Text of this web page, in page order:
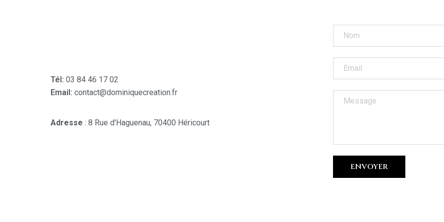
Tél: 03 84 46 17 02
Email: contact@dominiquecreation.fr
Adresse : 8 Rue d'Haguenau, 70400 Héricourt
ENVOYER